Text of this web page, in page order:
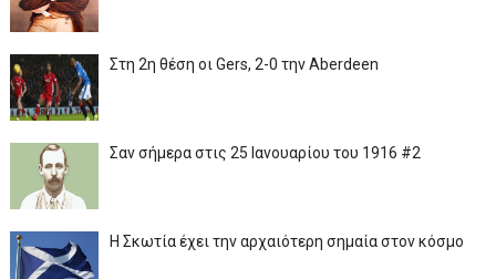
Στη 2η θέση οι Gers, 2-0 την Aberdeen
Σαν σήμερα στις 25 Ιανουαρίου του 1916 #2
Η Σκωτία έχει την αρχαιότερη σημαία στον κόσμο